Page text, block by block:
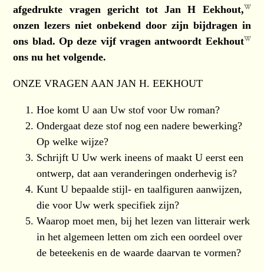
afgedrukte vragen gericht totJan H Eekhout,
onzen lezers niet onbekend door zijn bijdragen in
ons blad. Op deze vijf vragen antwoordt Eekhout
ons nu het volgende.
ONZE VRAGEN AAN JAN H. EEKHOUT
Hoe komt U aan Uw stof voor Uw roman?
Ondergaat deze stof nog een nadere bewerking?
Op welke wijze?
Schrijft U Uw werk ineens of maakt U eerst een
ontwerp, dat aan veranderingen onderhevig is?
Kunt U bepaalde stijl- en taalfiguren aanwijzen,
die voor Uw werk specifiek zijn?
Waarop moet men, bij het lezen van litterair werk
in het algemeen letten om zich een oordeel over
de beteekenis en de waarde daarvan te vormen?